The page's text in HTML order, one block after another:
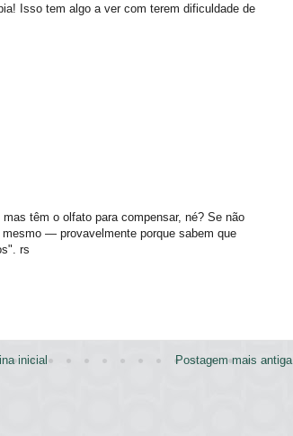
Isso tem algo a ver com terem dificuldade de
têm o olfato para compensar, né? Se não
— provavelmente porque sabem que
rs
Postagem mais antiga
inicial